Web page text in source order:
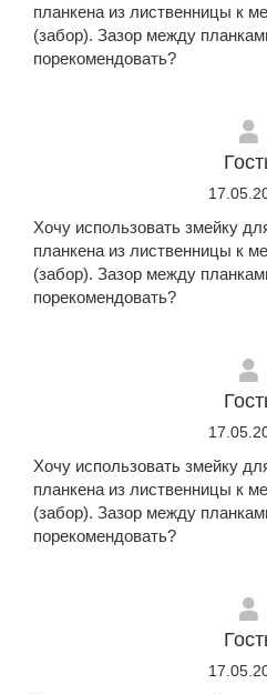
планкена из лиственницы к
(забор). Зазор между
порекомендовать?
Хочу использовать змейку
планкена из лиственницы к
(забор). Зазор между
порекомендовать?
Хочу использовать змейку
планкена из лиственницы к
(забор). Зазор между
порекомендовать?